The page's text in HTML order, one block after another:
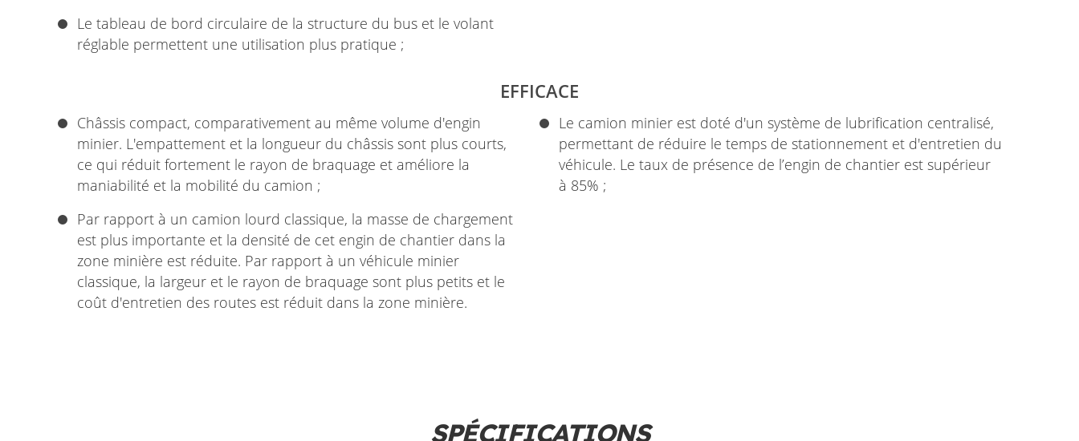
Le tableau de bord circulaire de la structure du bus et le volant
réglable permettent une utilisation plus pratique ;
EFFICACE
Châssis compact, comparativement au même volume d'engin
minier. L'empattement et la longueur du châssis sont plus courts,
ce qui réduit fortement le rayon de braquage et améliore la
maniabilité et la mobilité du camion ;
Le camion minier est doté d'un système de lubrification centralisé,
permettant de réduire le temps de stationnement et d'entretien du
véhicule. Le taux de présence de l’engin de chantier est supérieur
à 85% ;
Par rapport à un camion lourd classique, la masse de chargement
est plus importante et la densité de cet engin de chantier dans la
zone minière est réduite. Par rapport à un véhicule minier
classique, la largeur et le rayon de braquage sont plus petits et le
coût d'entretien des routes est réduit dans la zone minière.
SPÉCIFICATIONS